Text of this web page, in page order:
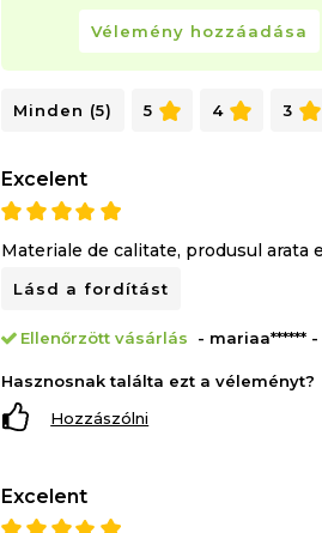
Vélemény hozzáadása
Minden (5) 5 4 3
Excelent
Materiale de calitate, produsul arata
Lásd a fordítást
Ellenőrzött vásárlás - mariaa******
Hasznosnak találta ezt a véleményt?
Hozzászólni
Excelent